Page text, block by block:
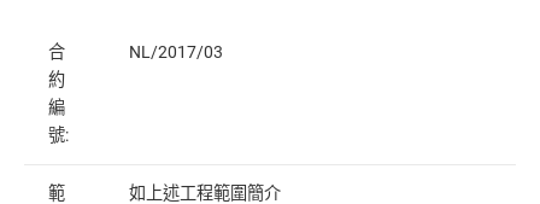
合
約
編
號:
NL/2017/03
範
如上述工程範圍簡介